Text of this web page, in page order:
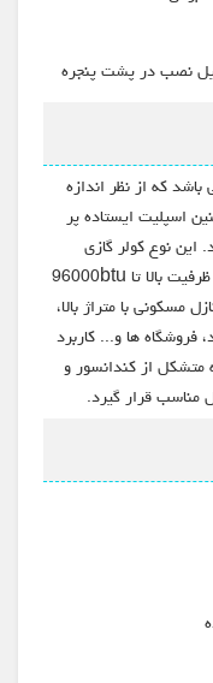
نصب در پشت پنجره
که از نظر اندازه
اسپلیت ایستاده پر
این نوع کولر گازی
معمولا سه فاز 380 ولت می باشند و به دلیل ظرفیت بالا تا 96000btu
مسکونی با متراژ بالا،
فروشگاه ها و... کاربرد
متشکل از کندانسور و
مناسب قرار گیرد.